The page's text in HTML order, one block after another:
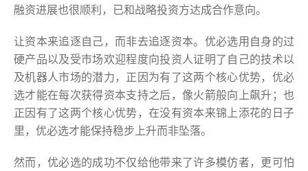
融资进展也很顺利，已和战略投资方达成合作意向。
让资本来追逐自己，而非去追逐资本。优必选用自身的过
硬产品以及受市场欢迎程度向投资人证明了自己的技术以
及机器人市场的潜力，正因为有了这两个核心优势，优必
选才能在每次获得资本支持之后，像火箭般向上飙升；也
正因有了这两个核心优势，在没有资本来锦上添花的日子
里，优必选才能保持稳步上升而非坠落。
然而，优必选的成功不仅给他带来了许多模仿者，更可怕